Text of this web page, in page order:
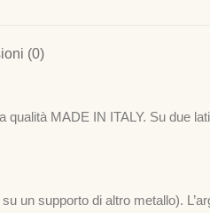
(0)
qualità MADE IN ITALY. Su due
un supporto di altro metallo).